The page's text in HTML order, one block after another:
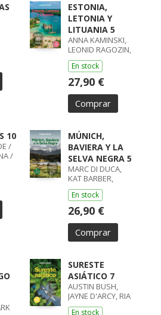
ESTONIA,
LETONIA Y
LITUANIA 5
ANNA KAMINSKI,
LEONID RAGOZIN,
ANGELO ZINNA
En stock
27,90 €
Comprar
10
/
/
/
/
MÚNICH,
BAVIERA Y LA
SELVA NEGRA 5
MARC DI DUCA,
KAT BARBER,
ANTHONY HAM,
KERRY
En stock
26,90 €
Comprar
SURESTE
ASIÁTICO 7
AUSTIN BUSH,
JAYNE D'ARCY, RIA
DE JONG, DAVID
En stock